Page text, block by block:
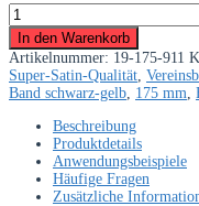
Vereinsband
Schwarz-
Gelb
175
mm
Super-
Rolle
Menge
In den Warenkorb
Artikelnummer: 19-175-911
Super-Satin-Qualität
Band schwarz-gelb 175 mm
Beschreibung
Produktdetails
Anwendungsbeispiele
Häufige Fragen
Zusätzliche